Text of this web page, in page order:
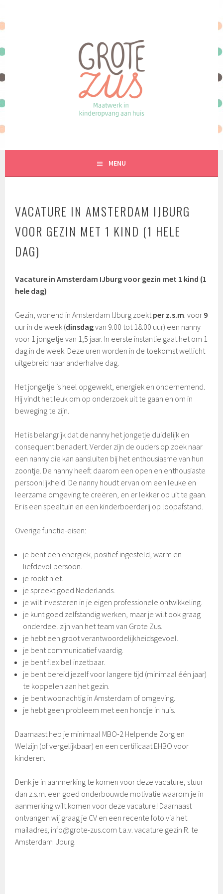
inhoud
MENU
VACATURE IN AMSTERDAM IJBURG
VOOR GEZIN MET 1 KIND (1 HELE
DAG)
Vacature in Amsterdam IJburg voor gezin met 1 kind (1
hele dag)
Gezin, wonend in Amsterdam IJburg zoektper z.s.m. voor 9
uur in de week (dinsdagvan 9.00 tot 18.00 uur) een nanny
voor 1 jongetje van 1,5 jaar. In eerste instantie gaat het om 1
dag in de week. Deze uren worden in de toekomst wellicht
uitgebreid naar anderhalve dag.
Het jongetje is heel opgewekt, energiek en ondernemend.
Hij vindt het leuk om op onderzoek uit te gaan en om in
beweging te zijn.
Het is belangrijk dat de nanny het jongetje duidelijk en
consequent benadert. Verder zijn de ouders op zoek naar
een nanny die kan aansluiten bij het enthousiasme van hun
zoontje. De nanny heeft daarom een open en enthousiaste
persoonlijkheid. De nanny houdt ervan om een leuke en
leerzame omgeving te creëren, en er lekker op uit te gaan.
Er is een speeltuin en een kinderboerderij op loopafstand.
Overige functie-eisen:
je bent een energiek, positief ingesteld, warm en
liefdevol persoon.
je rookt niet.
je spreekt goed Nederlands.
je wilt investeren in je eigen professionele ontwikkeling.
je kunt goed zelfstandig werken, maar je wilt ook graag
onderdeel zijn van het team van Grote Zus.
je hebt een groot verantwoordelijkheidsgevoel.
je bent communicatief vaardig.
je bent flexibel inzetbaar.
je bent bereid jezelf voor langere tijd (minimaal één jaar)
te koppelen aan het gezin.
je bent woonachtig in Amsterdam of omgeving.
je hebt geen probleem met een hondje in huis.
Daarnaast heb je minimaal MBO-2 Helpende Zorg en
Welzijn (of vergelijkbaar) en een certificaat EHBO voor
kinderen.
Denk je in aanmerking te komen voor deze vacature, stuur
dan z.s.m. een goed onderbouwde motivatie waarom je in
aanmerking wilt komen voor deze vacature! Daarnaast
ontvangen wij graag je CV en een recente foto via het
mailadres; info@grote-zus.com t.a.v. vacature gezin R. te
Amsterdam IJburg.